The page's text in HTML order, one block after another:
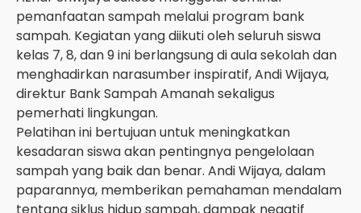
pemanfaatan sampah melalui program bank
sampah. Kegiatan yang diikuti oleh seluruh siswa
kelas 7, 8, dan 9 ini berlangsung di aula sekolah dan
menghadirkan narasumber inspiratif, Andi Wijaya,
direktur Bank Sampah Amanah sekaligus
pemerhati lingkungan.
Pelatihan ini bertujuan untuk meningkatkan
kesadaran siswa akan pentingnya pengelolaan
sampah yang baik dan benar. Andi Wijaya, dalam
paparannya, memberikan pemahaman mendalam
tentang siklus hidup sampah, dampak negatif